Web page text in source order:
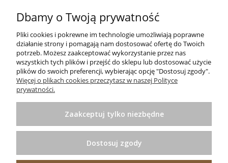
TRADYCYJNY DYWAN ADELE CRAVE BORDOWY JAKOŚĆ BFD
519,00 zł Do koszyka
Informacje
Pomoc
Zakupy
Dbamy o Twoją prywatność
Pliki cookies i pokrewne im technologie umożliwiają poprawne
działanie strony i pomagają nam dostosować ofertę do Twoich
potrzeb. Możesz zaakceptować wykorzystanie przez nas
wszystkich tych plików i przejść do sklepu lub dostosować użycie
plików do swoich preferencji, wybierając opcję "Dostosuj zgody".
Więcej o plikach cookies przeczytasz w naszej Polityce
prywatności.
Zaakceptuj tylko niezbędne
Dostosuj zgody